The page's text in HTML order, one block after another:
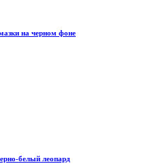
на черном фоне
белый леопард